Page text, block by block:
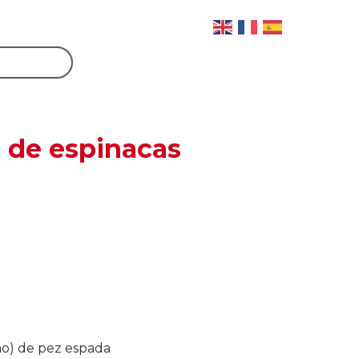
espinacas
de pez espada